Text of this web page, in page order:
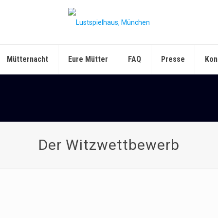
Mütternacht Eure Mütter FAQ Presse
Der Witzwettbewerb